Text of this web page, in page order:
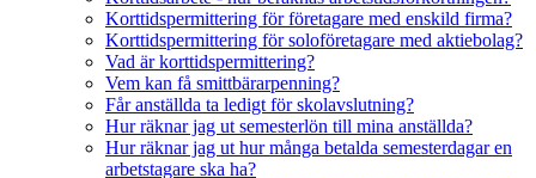
Korttidspermittering för företagare med enskild firma?
Korttidspermittering för soloföretagare med aktiebolag?
Vad är korttidspermittering?
Vem kan få smittbärarpenning?
Får anställda ta ledigt för skolavslutning?
Hur räknar jag ut semesterlön till mina anställda?
Hur räknar jag ut hur många betalda semesterdagar en
arbetstagare ska ha?